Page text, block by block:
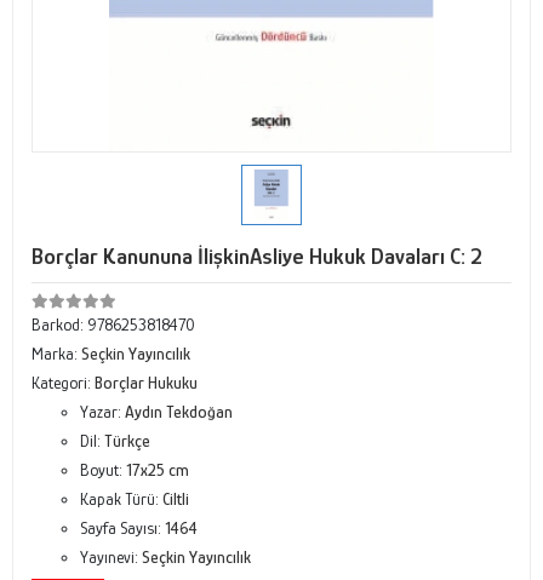
Borçlar Kanununa İlişkinAsliye Hukuk Davaları C: 2
Barkod: 9786253818470
Marka: Seçkin Yayıncılık
Kategori: Borçlar Hukuku
Yazar: Aydın Tekdoğan
Dil: Türkçe
Boyut: 17x25 cm
Kapak Türü: Ciltli
Sayfa Sayısı: 1464
Yayınevi: Seçkin Yayıncılık